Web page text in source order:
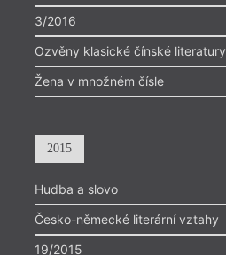
3/2016
Ozvěny klasické čínské literatury
Žena v množném čísle
2015
Hudba a slovo
Česko-německé literární vztahy
19/2015